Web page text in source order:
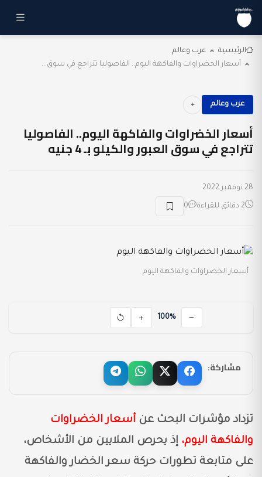
الرئيسية
عرب وعالم
أسعار الخضراوات والفاكهة اليوم.. الفاصوليا تتراجع في سوق...
عرب وعالم
أسعار الخضراوات والفاكهة اليوم.. الفاصوليا
تتراجع في سوق العبور والكيلو بـ 4 جنيه
28 نوفمبر 2022
2 دقائق للقراءة 0
أسعار الخضراوات والفاكهة اليوم
100%
مشاركة:
تزداد مؤشرات البحث عن أسعار الخضراوات
والفاكهة اليوم، إذ يحرص الملايين من الأشخاص،
على متابعة تطورات حركة سعر الخضار والفاكهة